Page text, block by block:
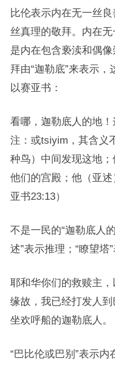
比伦表示内在无一丝
丝真理的敬拜。内在
是内在包含亵渎和偶
拜由“迦勒底”来表示，
以赛亚书：
看哪，迦勒底人的地
注：或tsiyim，其含义
种鸟）中间发现这地
他们的宫殿；他（亚
亚书23:13）
不是一民的“迦勒底人
述”表示推理；“瞭望塔
耶和华你们的救赎主
缘故，我已经打发人
坐欢呼船的迦勒底人。
“巴比伦或巴别”表示内